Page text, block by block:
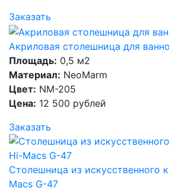
Заказать
Акриловая столешница для
Площадь: 0,5 м2
Материал: NeoMarm
Цвет: NM-205
Цена: 12 500 рублей
Заказать
Столешница из искусственного
Macs G-47